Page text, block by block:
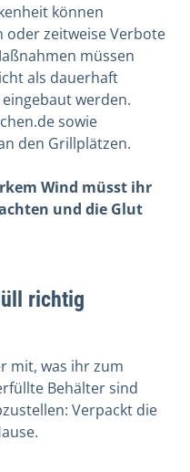
können
oder zeitweise Verbote
müssen
als dauerhaft
werden.
sowie
den Grillplätzen.
Wind müsst ihr
und die Glut
richtig
mit, was ihr zum
Behälter sind
Verpackt die